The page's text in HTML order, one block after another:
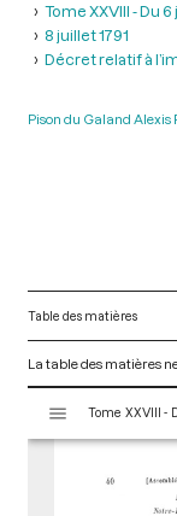
Tome XXVIII - Du
8 juillet 1791
Décret relatif à
Pison du Galand Alexis
Table des matières
La table des matières
s
Tome XXVIII -